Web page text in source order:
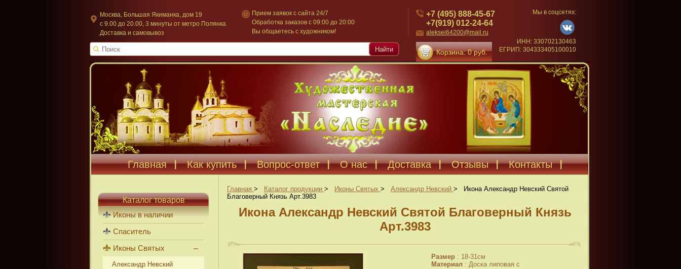
Москва, Большая Якиманка, дом 19
c 9.00 до 20.00, 3 минуты от метро Полянка
Доставка и самовывоз
Прием заявок с сайта 24/7
Обработка заказов с 09:00 до 20:00
Вы общаетесь с художником!
+7 (495) 888-45-67
+7(919) 012-24-64
aleksei64200@mail.ru
Корзина: 0 руб.
Мы в соцсетях:
ИНН: 330702130463
ЕГРИП: 304333405100010
Найти
Главная Как купить Вопрос-ответ О нас Доставка Отзывы Контакты
Главная > Каталог продукции > Иконы Святых > Александр Невский >
Икона Александр Невский Святой
Благоверный Князь Арт.3983
Икона Александр Невский Святой Благоверный Князь
Арт.3983
Размер : 18-31см
Материал : Доска липовая с
Каталог товаров
Иконы в наличии
Спаситель
Иконы Святых
Александр Невский